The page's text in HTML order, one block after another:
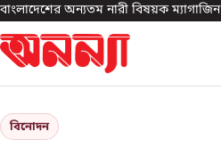
বাংলাদেশের অন্যতম নারী বিষয়ক ম্যাগাজিন
বিনোদন